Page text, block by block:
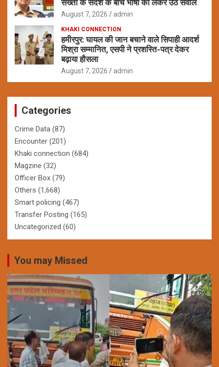
सख्ती के संदेश के बीच भाषा को लेकर उठे सवाल
August 7, 2026 admin
KHAKI CONNECTION
हमीरपुर: घायल की जान बचाने वाले सिपाही आदर्श
मिश्रा सम्मानित, एसपी ने प्रशस्ति-पत्र देकर
बढ़ाया हौसला
August 7, 2026 admin
Categories
Crime Data (87)
Encounter (201)
Khaki connection (684)
Magzine (32)
Officer Box (79)
Others (1,668)
Smart policing (467)
Transfer Posting (165)
Uncategorized (60)
You may Missed